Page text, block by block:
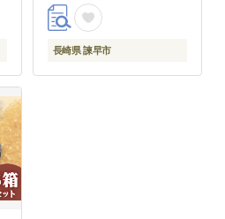
株式会社松翁軒
[AHCT018]
長崎県 諫早市